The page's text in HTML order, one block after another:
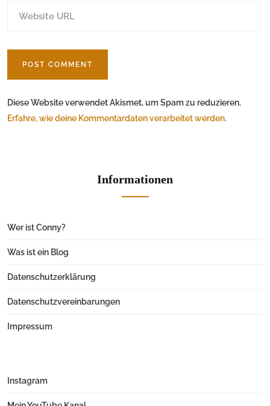
Diese Website verwendet Akismet, um Spam zu reduzieren.
Erfahre, wie deine Kommentardaten verarbeitet werden.
Informationen
Wer ist Conny?
Was ist ein Blog
Datenschutzerklärung
Datenschutzvereinbarungen
Impressum
Instagram